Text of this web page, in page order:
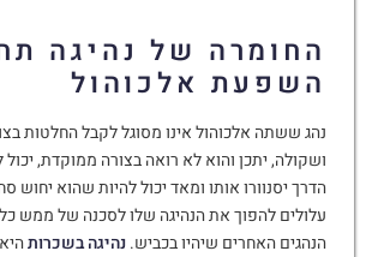
החומרה של נהיגה
השפעת אלכוהול
נהג ששתה אלכוהול אינו מסוגל לקבל החלטות
ושקולה, יתכן והוא לא רואה בצורה ממוקדת,
הדרך יסנוורו אותו ומאד יכול להיות שהוא יחוש
עלולים להפוך את הנהיגה שלו לסכנה של ממש
הנהגים האחרים שיהיו בכביש.נהיגה בשכרות